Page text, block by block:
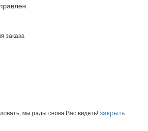
заказа
мы рады снова Вас видеть!закрыть